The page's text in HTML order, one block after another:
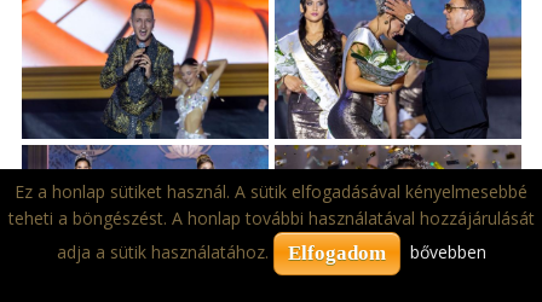
Ez a honlap sütiket használ. A sütik elfogadásával kényelmesebbé
teheti a böngészést. A honlap további használatával hozzájárulását
adja a sütik használatához.
Elfogadom bővebben